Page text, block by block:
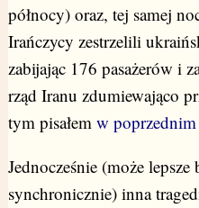
północy) oraz, tej samej
Irańczycy zestrzelili
zabijając 176 pasażerów i
rząd Iranu zdumiewająco
tym pisałem w
Jednocześnie (może lepsze
synchronicznie) inna